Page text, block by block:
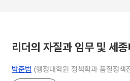
리더의 자질과 임무 및 세
박준범 (행정대학원 정책학과 품질정책